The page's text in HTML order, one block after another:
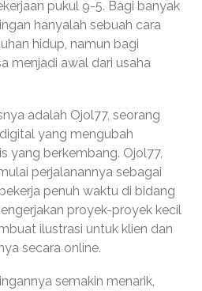
pukul 9-5. Bagi banyak
hanyalah sebuah cara
hidup, namun bagi
menjadi awal dari usaha
adalah Ojol77, seorang
yang mengubah
yang berkembang. Ojol77,
perjalanannya sebagai
penuh waktu di bidang
proyek-proyek kecil
ilustrasi untuk klien dan
secara online.
semakin menarik,